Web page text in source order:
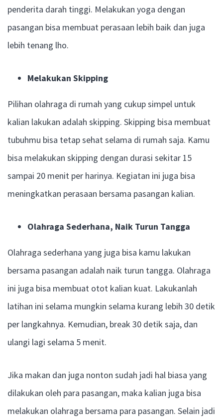
penderita darah tinggi. Melakukan yoga dengan
pasangan bisa membuat perasaan lebih baik dan juga
lebih tenang lho.
Melakukan Skipping
Pilihan olahraga di rumah yang cukup simpel untuk
kalian lakukan adalah skipping. Skipping bisa membuat
tubuhmu bisa tetap sehat selama di rumah saja. Kamu
bisa melakukan skipping dengan durasi sekitar 15
sampai 20 menit per harinya. Kegiatan ini juga bisa
meningkatkan perasaan bersama pasangan kalian.
Olahraga Sederhana, Naik Turun Tangga
Olahraga sederhana yang juga bisa kamu lakukan
bersama pasangan adalah naik turun tangga. Olahraga
ini juga bisa membuat otot kalian kuat. Lakukanlah
latihan ini selama mungkin selama kurang lebih 30 detik
per langkahnya. Kemudian, break 30 detik saja, dan
ulangi lagi selama 5 menit.
Jika makan dan juga nonton sudah jadi hal biasa yang
dilakukan oleh para pasangan, maka kalian juga bisa
melakukan olahraga bersama para pasangan. Selain jadi